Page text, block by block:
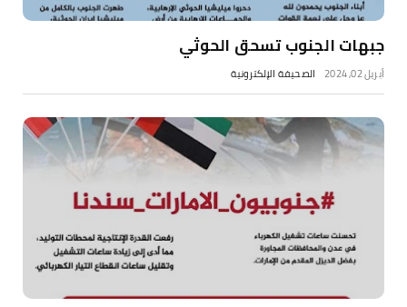
جبهات الجنوب تسحق الحوثي
أبريل 02, 2024 الصحيفة الإلكترونية